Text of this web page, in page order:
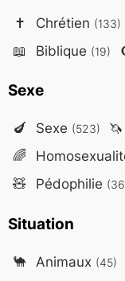
✝️ Chrétien (133)
📖 Biblique (19)
Sexe
🍆 Sexe (523) 🦄
🌈
🧸 Pédophilie
Situation
🐪 Animaux (45)